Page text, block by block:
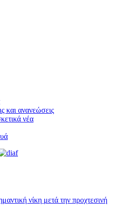
και ανανεώσεις
νέα
νίκη μετά την προχτεσινή